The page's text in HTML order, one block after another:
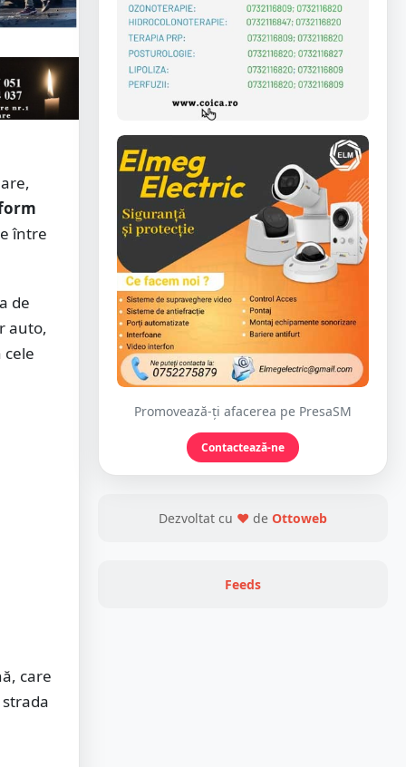
între
de
auto,
care
Promovează-ți afacerea pe PresaSM
Contactează-ne
Dezvoltat cu ❤ de Ottoweb
Feeds